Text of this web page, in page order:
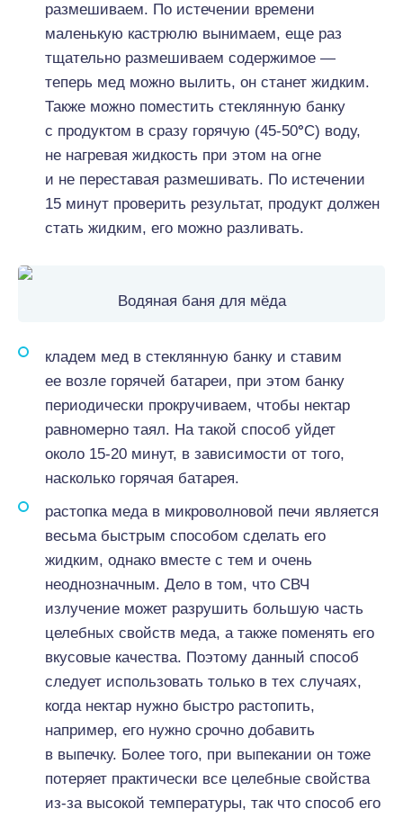
размешиваем. По истечении времени
маленькую кастрюлю вынимаем, еще раз
тщательно размешиваем содержимое —
теперь мед можно вылить, он станет жидким.
Также можно поместить стеклянную банку
с продуктом в сразу горячую (45-50°С) воду,
не нагревая жидкость при этом на огне
и не переставая размешивать. По истечении
15 минут проверить результат, продукт должен
стать жидким, его можно разливать.
Водяная баня для мёда
кладем мед в стеклянную банку и ставим
ее возле горячей батареи, при этом банку
периодически прокручиваем, чтобы нектар
равномерно таял. На такой способ уйдет
около 15-20 минут, в зависимости от того,
насколько горячая батарея.
растопка меда в микроволновой печи является
весьма быстрым способом сделать его
жидким, однако вместе с тем и очень
неоднозначным. Дело в том, что СВЧ
излучение может разрушить большую часть
целебных свойств меда, а также поменять его
вкусовые качества. Поэтому данный способ
следует использовать только в тех случаях,
когда нектар нужно быстро растопить,
например, его нужно срочно добавить
в выпечку. Более того, при выпекании он тоже
потеряет практически все целебные свойства
из-за высокой температуры, так что способ его